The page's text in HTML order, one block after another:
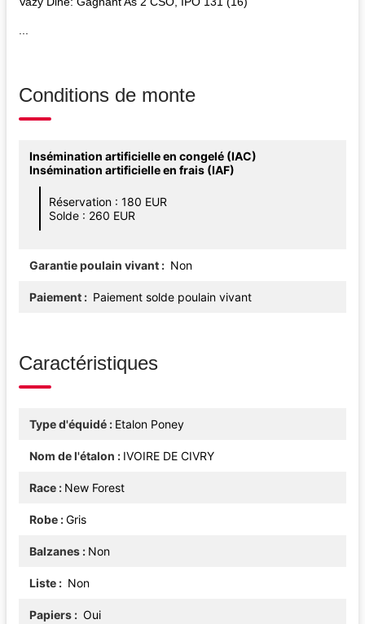
Conditions de monte
Insémination artificielle en congelé (IAC)
Insémination artificielle en frais (IAF)
Réservation : 180 EUR
Solde : 260 EUR
Garantie poulain vivant Non
Paiement Paiement solde poulain vivant
Caractéristiques
Type d'équidé Etalon Poney
Nom de l'étalon IVOIRE DE CIVRY
Race New Forest
Robe Gris
Balzanes Non
Liste Non
Papiers Oui